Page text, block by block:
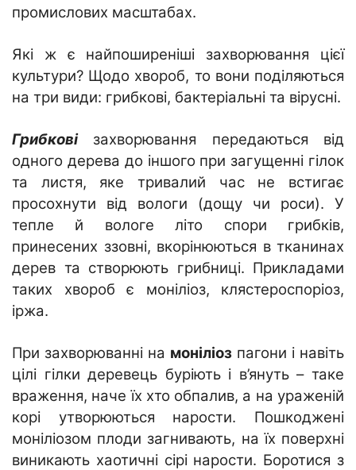
промислових масштабах.
Які ж є найпоширеніші захворювання цієї
культури? Щодо хвороб, то вони поділяються
на три види: грибкові, бактеріальні та вірусні.
Грибковізахворювання передаються від
одного дерева до іншого при загущенні гілок
та листя, яке тривалий час не встигає
просохнути від вологи (дощу чи роси). У
тепле й вологе літо спори грибків,
принесених ззовні, вкорінюються в тканинах
дерев та створюють грибниці. Прикладами
таких хвороб є моніліоз, клястероспоріоз,
іржа.
При захворюванні на моніліоз пагони і навіть
цілі гілки деревець буріють і в’януть – таке
враження, наче їх хто обпалив, а на ураженій
корі утворюються нарости. Пошкоджені
моніліозом плоди загнивають, на їх поверхні
виникають хаотичні сірі нарости. Боротися з